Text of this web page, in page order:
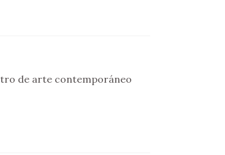
de arte contemporáneo